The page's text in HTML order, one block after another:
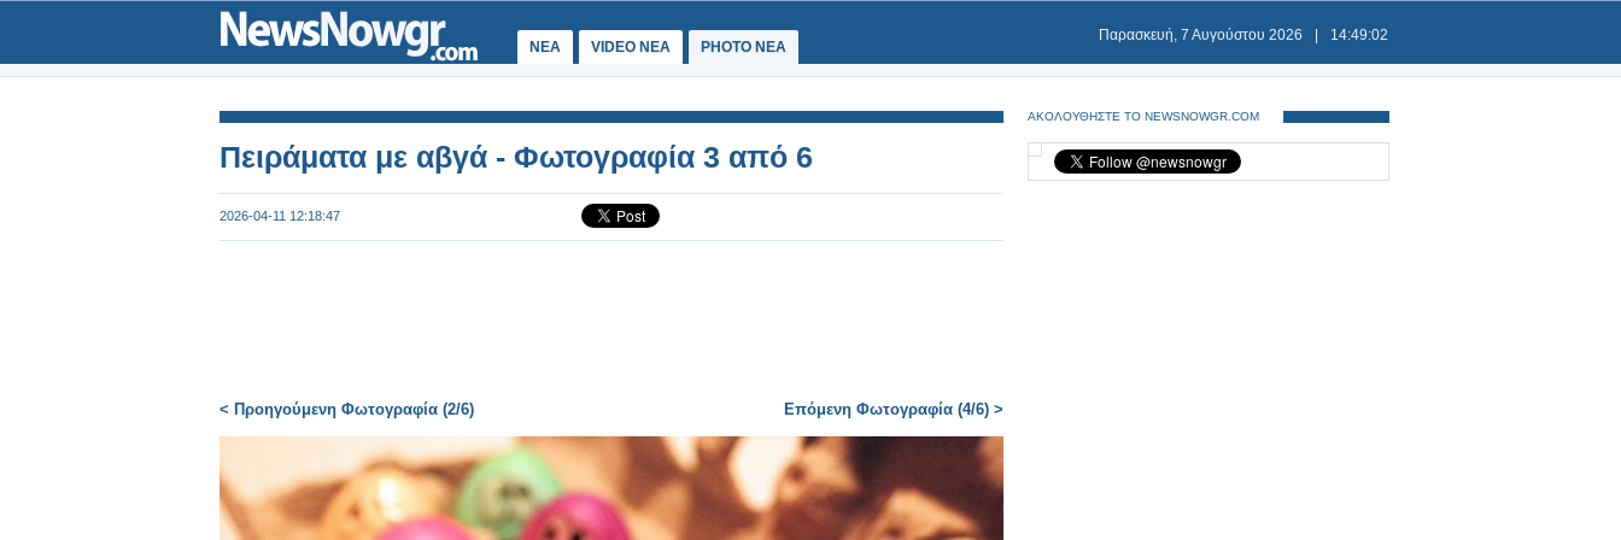
ΝΕΑ VIDEO NEA PHOTO NEA
Παρασκευή, 7 Αυγούστου 2026 14:49:03
Πειράματα με αβγά - Φωτογραφία 3 από 6
2026-04-11 12:18:47
< Προηγούμενη Φωτογραφία (2/6) Επόμενη Φωτογραφία (4/6) >
ΑΚΟΛΟΥΘΗΣΤΕ ΤΟ NEWSNOWGR.COM